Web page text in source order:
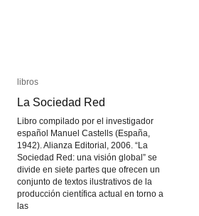
libros
La Sociedad Red
Libro compilado por el investigador
español Manuel Castells (España,
1942). Alianza Editorial, 2006. “La
Sociedad Red: una visión global” se
divide en siete partes que ofrecen un
conjunto de textos ilustrativos de la
producción científica actual en torno a
las
libros
La Sociedad Red